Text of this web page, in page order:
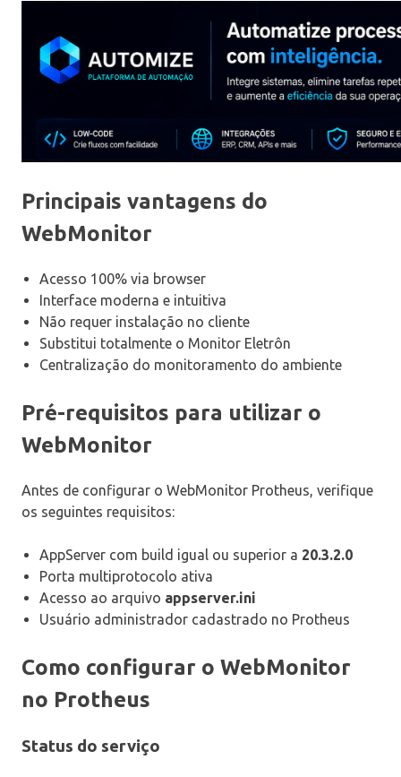
Principais vantagens do
WebMonitor
Acesso 100% via browser
Interface moderna e intuitiva
Não requer instalação no cliente
Substitui totalmente o Monitor Eletrôn
Centralização do monitoramento do ambiente
Pré-requisitos para utilizar o
WebMonitor
Antes de configurar o WebMonitor Protheus, verifique
os seguintes requisitos:
AppServer com build igual ou superior a 20.3.2.0
Porta multiprotocolo ativa
Acesso ao arquivo appserver.ini
Usuário administrador cadastrado no Protheus
Como configurar o WebMonitor
no Protheus
Status do serviço